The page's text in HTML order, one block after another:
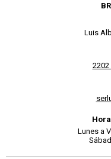
Luis
2202
Lunes a